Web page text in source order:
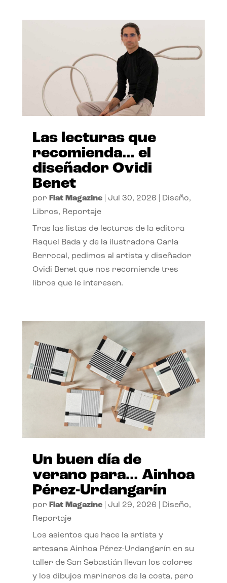
Las lecturas que
recomienda… el
diseñador Ovidi
Benet
por Flat Magazine| Jul 30, 2026 Diseño,
Libros, Reportaje
Tras las listas de lecturas de la editora
Raquel Bada y de la ilustradora Carla
Berrocal, pedimos al artista y diseñador
Ovidi Benet que nos recomiende tres
libros que le interesen.
Un buen día de
verano para… Ainhoa
Pérez-Urdangarín
por Flat Magazine| Jul 29, 2026 Diseño,
Reportaje
Los asientos que hace la artista y
artesana Ainhoa Pérez-Urdangarín en su
taller de San Sebastián llevan los colores
y los dibujos marineros de la costa, pero